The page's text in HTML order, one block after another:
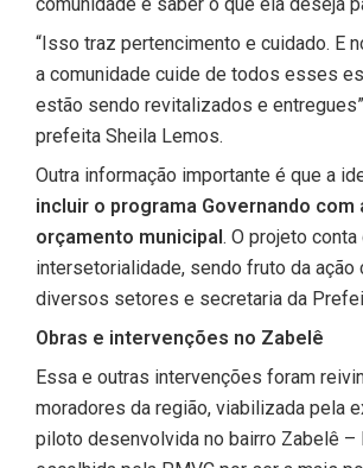
“Isso traz pertencimento e cuidado. E
a comunidade cuide de todos esses
estão sendo revitalizados e
prefeita Sheila Lemos.
Outra informação importante é que a
incluir o programa Governando com
orçamento municipal. O projeto conta
intersetorialidade, sendo fruto da ação
diversos setores e secretaria da
Obras e intervenções no Zabelê
Essa e outras intervenções foram
moradores da região, viabilizada pela
piloto desenvolvida no bairro Zabelê –